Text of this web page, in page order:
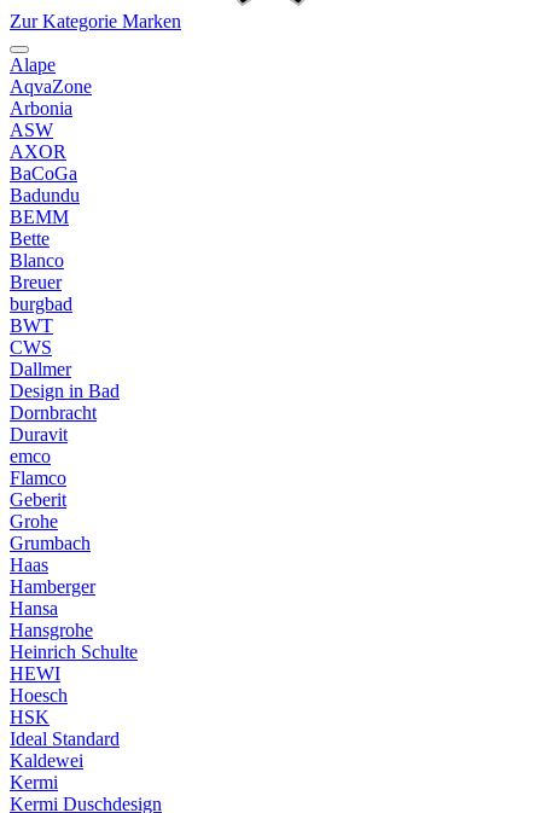
Zur Kategorie Marken
Alape
AqvaZone
Arbonia
ASW
AXOR
BaCoGa
Badundu
BEMM
Bette
Blanco
Breuer
burgbad
BWT
CWS
Dallmer
Design in Bad
Dornbracht
Duravit
emco
Flamco
Geberit
Grohe
Grumbach
Haas
Hamberger
Hansa
Hansgrohe
Heinrich Schulte
HEWI
Hoesch
HSK
Ideal Standard
Kaldewei
Kermi
Kermi Duschdesign